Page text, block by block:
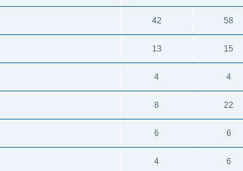
42 58
13 15
4 4
8 22
6 6
4 6